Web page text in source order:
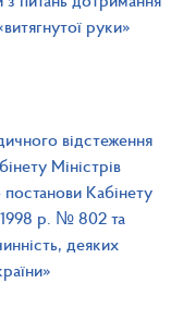
руки»
відстеження
Міністрів
Кабінету
1998 р. № 802 та
деяких